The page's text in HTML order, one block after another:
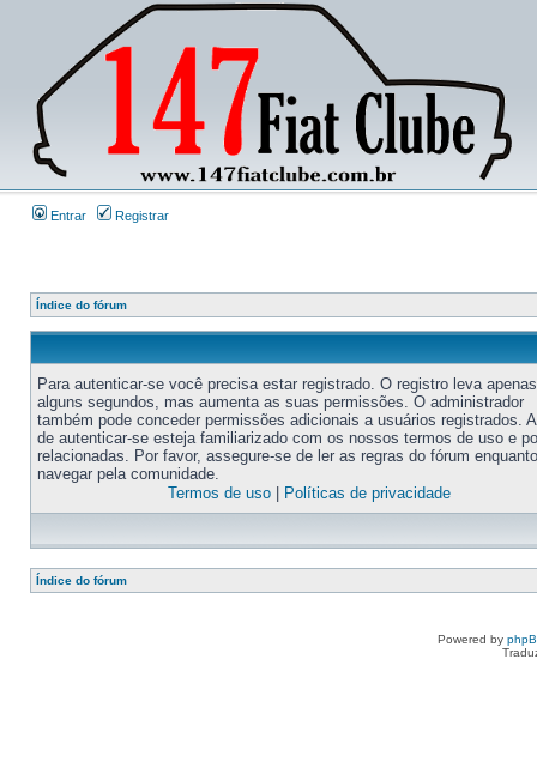
Entrar Registrar
Índice do fórum
Para autenticar-se você precisa estar registrado. O registro leva apenas
alguns segundos, mas aumenta as suas permissões. O administrador
também pode conceder permissões adicionais a usuários registrados.
de autenticar-se esteja familiarizado com os nossos termos de uso e
relacionadas. Por favor, assegure-se de ler as regras do fórum enquanto
navegar pela comunidade.
Termos de uso| Políticas de privacidade
Índice do fórum
Powered by